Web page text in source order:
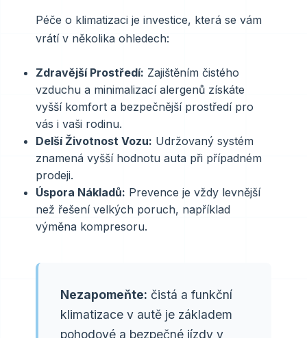
Péče o klimatizaci je investice, která se vám
vrátí v několika ohledech:
Zdravější Prostředí: Zajištěním čistého
vzduchu a minimalizací alergenů získáte
vyšší komfort a bezpečnější prostředí pro
vás i vaši rodinu.
Delší Životnost Vozu: Udržovaný systém
znamená vyšší hodnotu auta při případném
prodeji.
Úspora Nákladů: Prevence je vždy levnější
než řešení velkých poruch, například
výměna kompresoru.
Nezapomeňte: čistá a funkční
klimatizace v autě je základem
pohodové a bezpečné jízdy v